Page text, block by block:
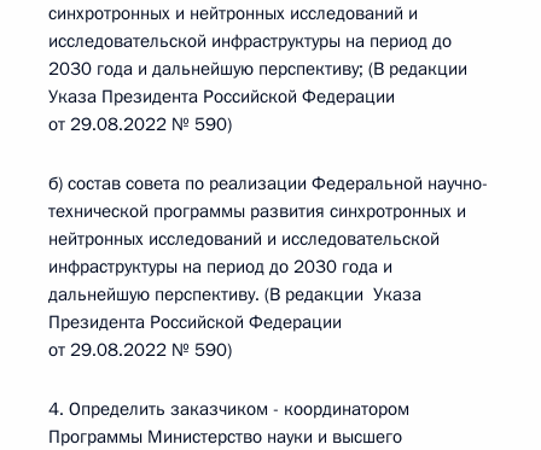
синхротронных и нейтронных исследований и
исследовательской инфраструктуры на период до
2030 года и дальнейшую перспективу; (В редакции
Указа Президента Российской Федерации
от 29.08.2022 № 590)
б) состав совета по реализации Федеральной научно-
технической программы развития синхротронных и
нейтронных исследований и исследовательской
инфраструктуры на период до 2030 года и
дальнейшую перспективу. (В редакции Указа
Президента Российской Федерации
от 29.08.2022 № 590)
4. Определить заказчиком - координатором
Программы Министерство науки и высшего